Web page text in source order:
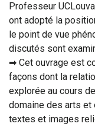
Professeur
ont adopté la
le point de vue
discutés sont
➡ Cet ouvrage est
façons dont la
explorée au cours
domaine des arts
textes et images